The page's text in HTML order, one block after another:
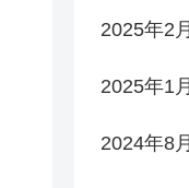
2025年2月
2025年1月
2024年8月